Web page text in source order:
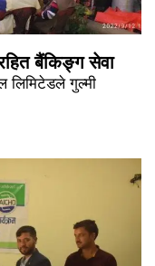
बैंकिङ्ग सेवा
लिमिटेडले गुल्मी